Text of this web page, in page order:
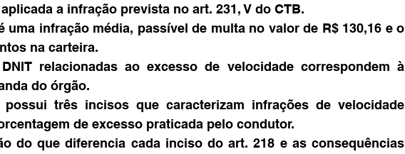
a infração prevista no art. 231, V do CTB.
uma infração média, passível de multa no valor de R$ 130,16 e o
na carteira.
relacionadas ao excesso de velocidade correspondem à
do órgão.
possui três incisos que caracterizam infrações de velocidade
de excesso praticada pelo condutor.
do que diferencia cada inciso do art. 218 e as consequências